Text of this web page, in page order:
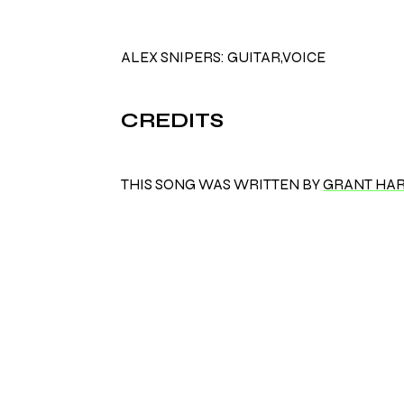
ALEX SNIPERS: GUITAR,VOICE
CREDITS
THIS SONG WAS WRITTEN BYGRANT